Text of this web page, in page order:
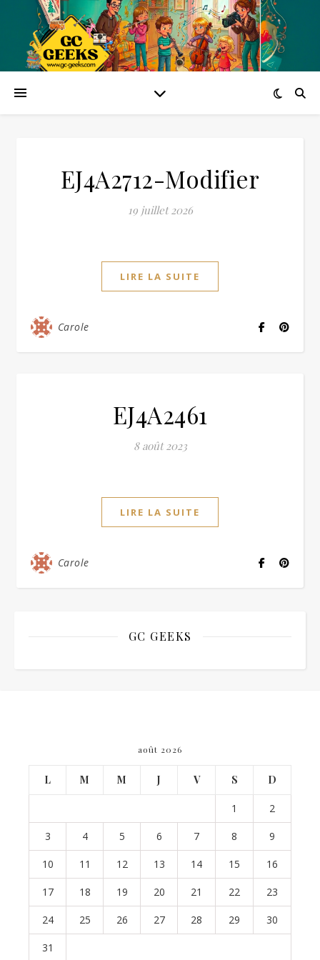
EJ4A2712-Modifier
19 juillet 2026
LIRE LA SUITE
Carole
EJ4A2461
8 août 2023
LIRE LA SUITE
Carole
GC GEEKS
août 2026
L M M J V S D
1 2
3 4 5 6 7 8 9
10 11 12 13 14 15 16
17 18 19 20 21 22 23
24 25 26 27 28 29 30
31